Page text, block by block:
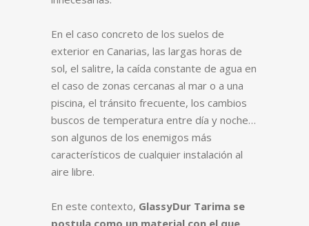
En el caso concreto de los suelos de
exterior en Canarias, las largas horas de
sol, el salitre, la caída constante de agua en
el caso de zonas cercanas al mar o a una
piscina, el tránsito frecuente, los cambios
buscos de temperatura entre día y noche…
son algunos de los enemigos más
característicos de cualquier instalación al
aire libre.
En este contexto, GlassyDur Tarima se